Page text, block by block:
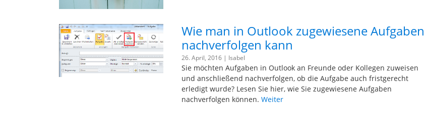
Wie man in Outlook zugewiesene Aufgaben
nachverfolgen kann
26. April, 2016 | Isabel
Sie möchten Aufgaben in Outlook an Freunde oder Kollegen zuweisen
und anschließend nachverfolgen, ob die Aufgabe auch fristgerecht
erledigt wurde? Lesen Sie hier, wie Sie zugewiesene Aufgaben
nachverfolgen können.Weiter